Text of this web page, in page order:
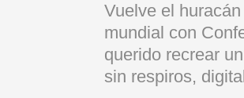
Vuelve el
mundial con
querido recrear
sin respiros,